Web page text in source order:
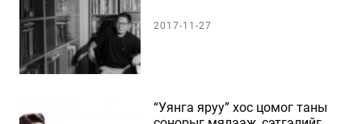
2017-11-27
“Уянга яруу” хос цомог таны